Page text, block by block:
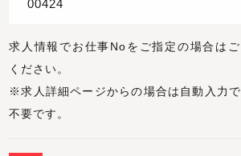
求人情報でお仕事Noをご指定の場合はご
ください。
※求人詳細ページからの場合は自動入力で
不要です。